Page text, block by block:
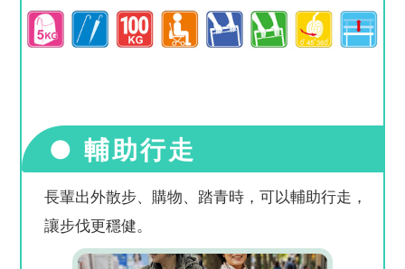
● 輔助行走
長輩出外散步、購物、踏青時，可以輔助行走，
讓步伐更穩健。